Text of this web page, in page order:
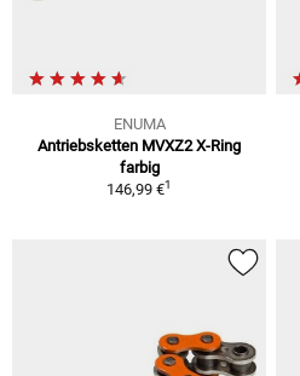
ENUMA
Antriebsketten MVXZ2 X-Ring
farbig
146,99 €1